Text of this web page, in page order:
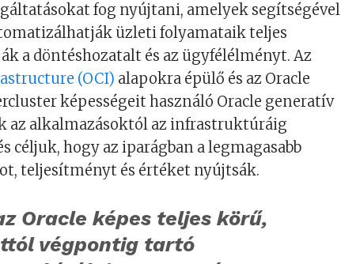
fog nyújtani, amelyek segítségével
üzleti folyamataik teljes
a döntéshozatalt és az ügyfélélményt. Az
(OCI) alapokra épülő és az Oracle
képességeit használó Oracle generatív
az alkalmazásoktól az infrastruktúráig
céljuk, hogy az iparágban a legmagasabb
teljesítményt és értéket nyújtsák.
Oracle képes teljes körű,
végpontig tartó